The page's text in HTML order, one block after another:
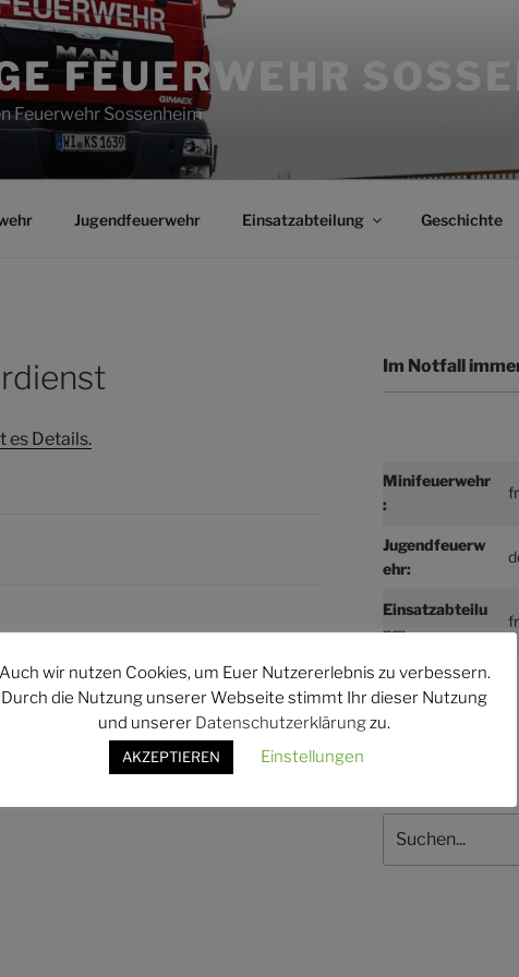
FEUERWEHR
Feuerwehr Sossenheim
Jugendfeuerwehr Einsatzabteilung Geschichte
es Details.
Nächster
Beitrag
WEITER
Übungsdienst Einsatzabteilung
Im Notfall
Minifeuerwehr
:
Jugendfeuerw
ehr:
Einsatzabteilu
ng:
Auch wir nutzen Cookies, um Euer Nutzererlebnis zu verbessern.
Durch die Nutzung unserer Webseite stimmt Ihr dieser Nutzung
und unserer Datenschutzerklärungzu.
AKZEPTIEREN Einstellungen